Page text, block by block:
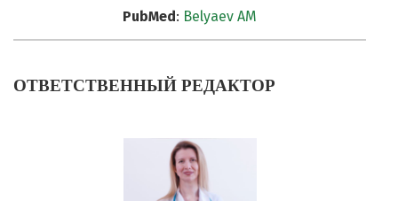
PubMed : Belyaev AM
ОТВЕТСТВЕННЫЙ РЕДАКТОР